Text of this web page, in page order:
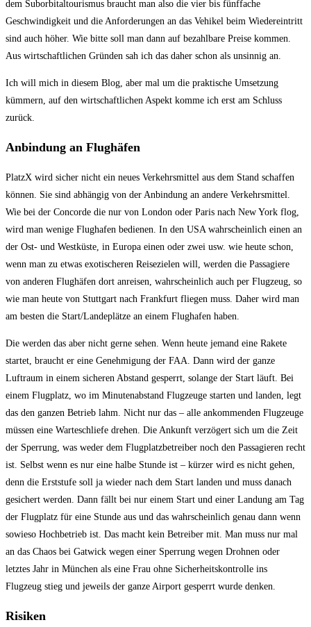
dem Suborbitaltourismus braucht man also die vier bis fünffache
Geschwindigkeit und die Anforderungen an das Vehikel beim Wiedereintritt
sind auch höher. Wie bitte soll man dann auf bezahlbare Preise kommen.
Aus wirtschaftlichen Gründen sah ich das daher schon als unsinnig an.
Ich will mich in diesem Blog, aber mal um die praktische Umsetzung
kümmern, auf den wirtschaftlichen Aspekt komme ich erst am Schluss
zurück.
Anbindung an Flughäfen
PlatzX wird sicher nicht ein neues Verkehrsmittel aus dem Stand schaffen
können. Sie sind abhängig von der Anbindung an andere Verkehrsmittel.
Wie bei der Concorde die nur von London oder Paris nach New York flog,
wird man wenige Flughafen bedienen. In den USA wahrscheinlich einen an
der Ost- und Westküste, in Europa einen oder zwei usw. wie heute schon,
wenn man zu etwas exotischeren Reisezielen will, werden die Passagiere
von anderen Flughäfen dort anreisen, wahrscheinlich auch per Flugzeug, so
wie man heute von Stuttgart nach Frankfurt fliegen muss. Daher wird man
am besten die Start/Landeplätze an einem Flughafen haben.
Die werden das aber nicht gerne sehen. Wenn heute jemand eine Rakete
startet, braucht er eine Genehmigung der FAA. Dann wird der ganze
Luftraum in einem sicheren Abstand gesperrt, solange der Start läuft. Bei
einem Flugplatz, wo im Minutenabstand Flugzeuge starten und landen, legt
das den ganzen Betrieb lahm. Nicht nur das – alle ankommenden Flugzeuge
müssen eine Warteschliefe drehen. Die Ankunft verzögert sich um die Zeit
der Sperrung, was weder dem Flugplatzbetreiber noch den Passagieren recht
ist. Selbst wenn es nur eine halbe Stunde ist – kürzer wird es nicht gehen,
denn die Erststufe soll ja wieder nach dem Start landen und muss danach
gesichert werden. Dann fällt bei nur einem Start und einer Landung am Tag
der Flugplatz für eine Stunde aus und das wahrscheinlich genau dann wenn
sowieso Hochbetrieb ist. Das macht kein Betreiber mit. Man muss nur mal
an das Chaos bei Gatwick wegen einer Sperrung wegen Drohnen oder
letztes Jahr in München als eine Frau ohne Sicherheitskontrolle ins
Flugzeug stieg und jeweils der ganze Airport gesperrt wurde denken.
Risiken